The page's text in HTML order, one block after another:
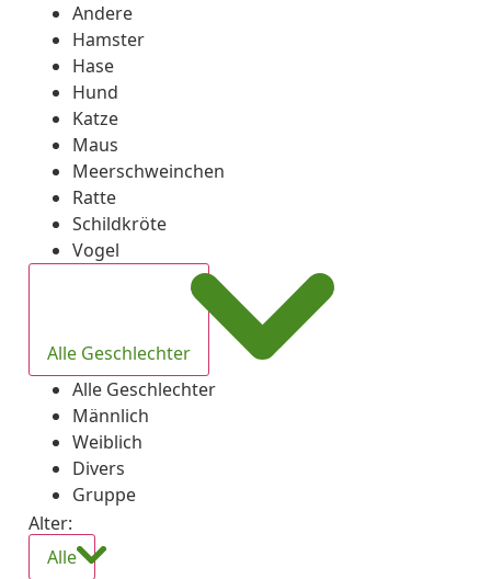
Andere
Hamster
Hase
Hund
Katze
Maus
Meerschweinchen
Ratte
Schildkröte
Vogel
Alle Geschlechter
Alle Geschlechter
Männlich
Weiblich
Divers
Gruppe
Alter:
Alle